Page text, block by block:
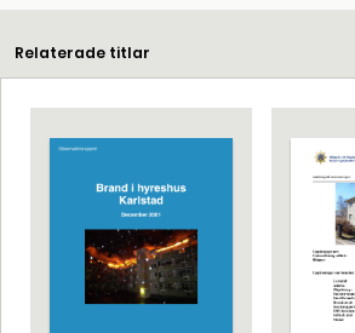
Relaterade titlar